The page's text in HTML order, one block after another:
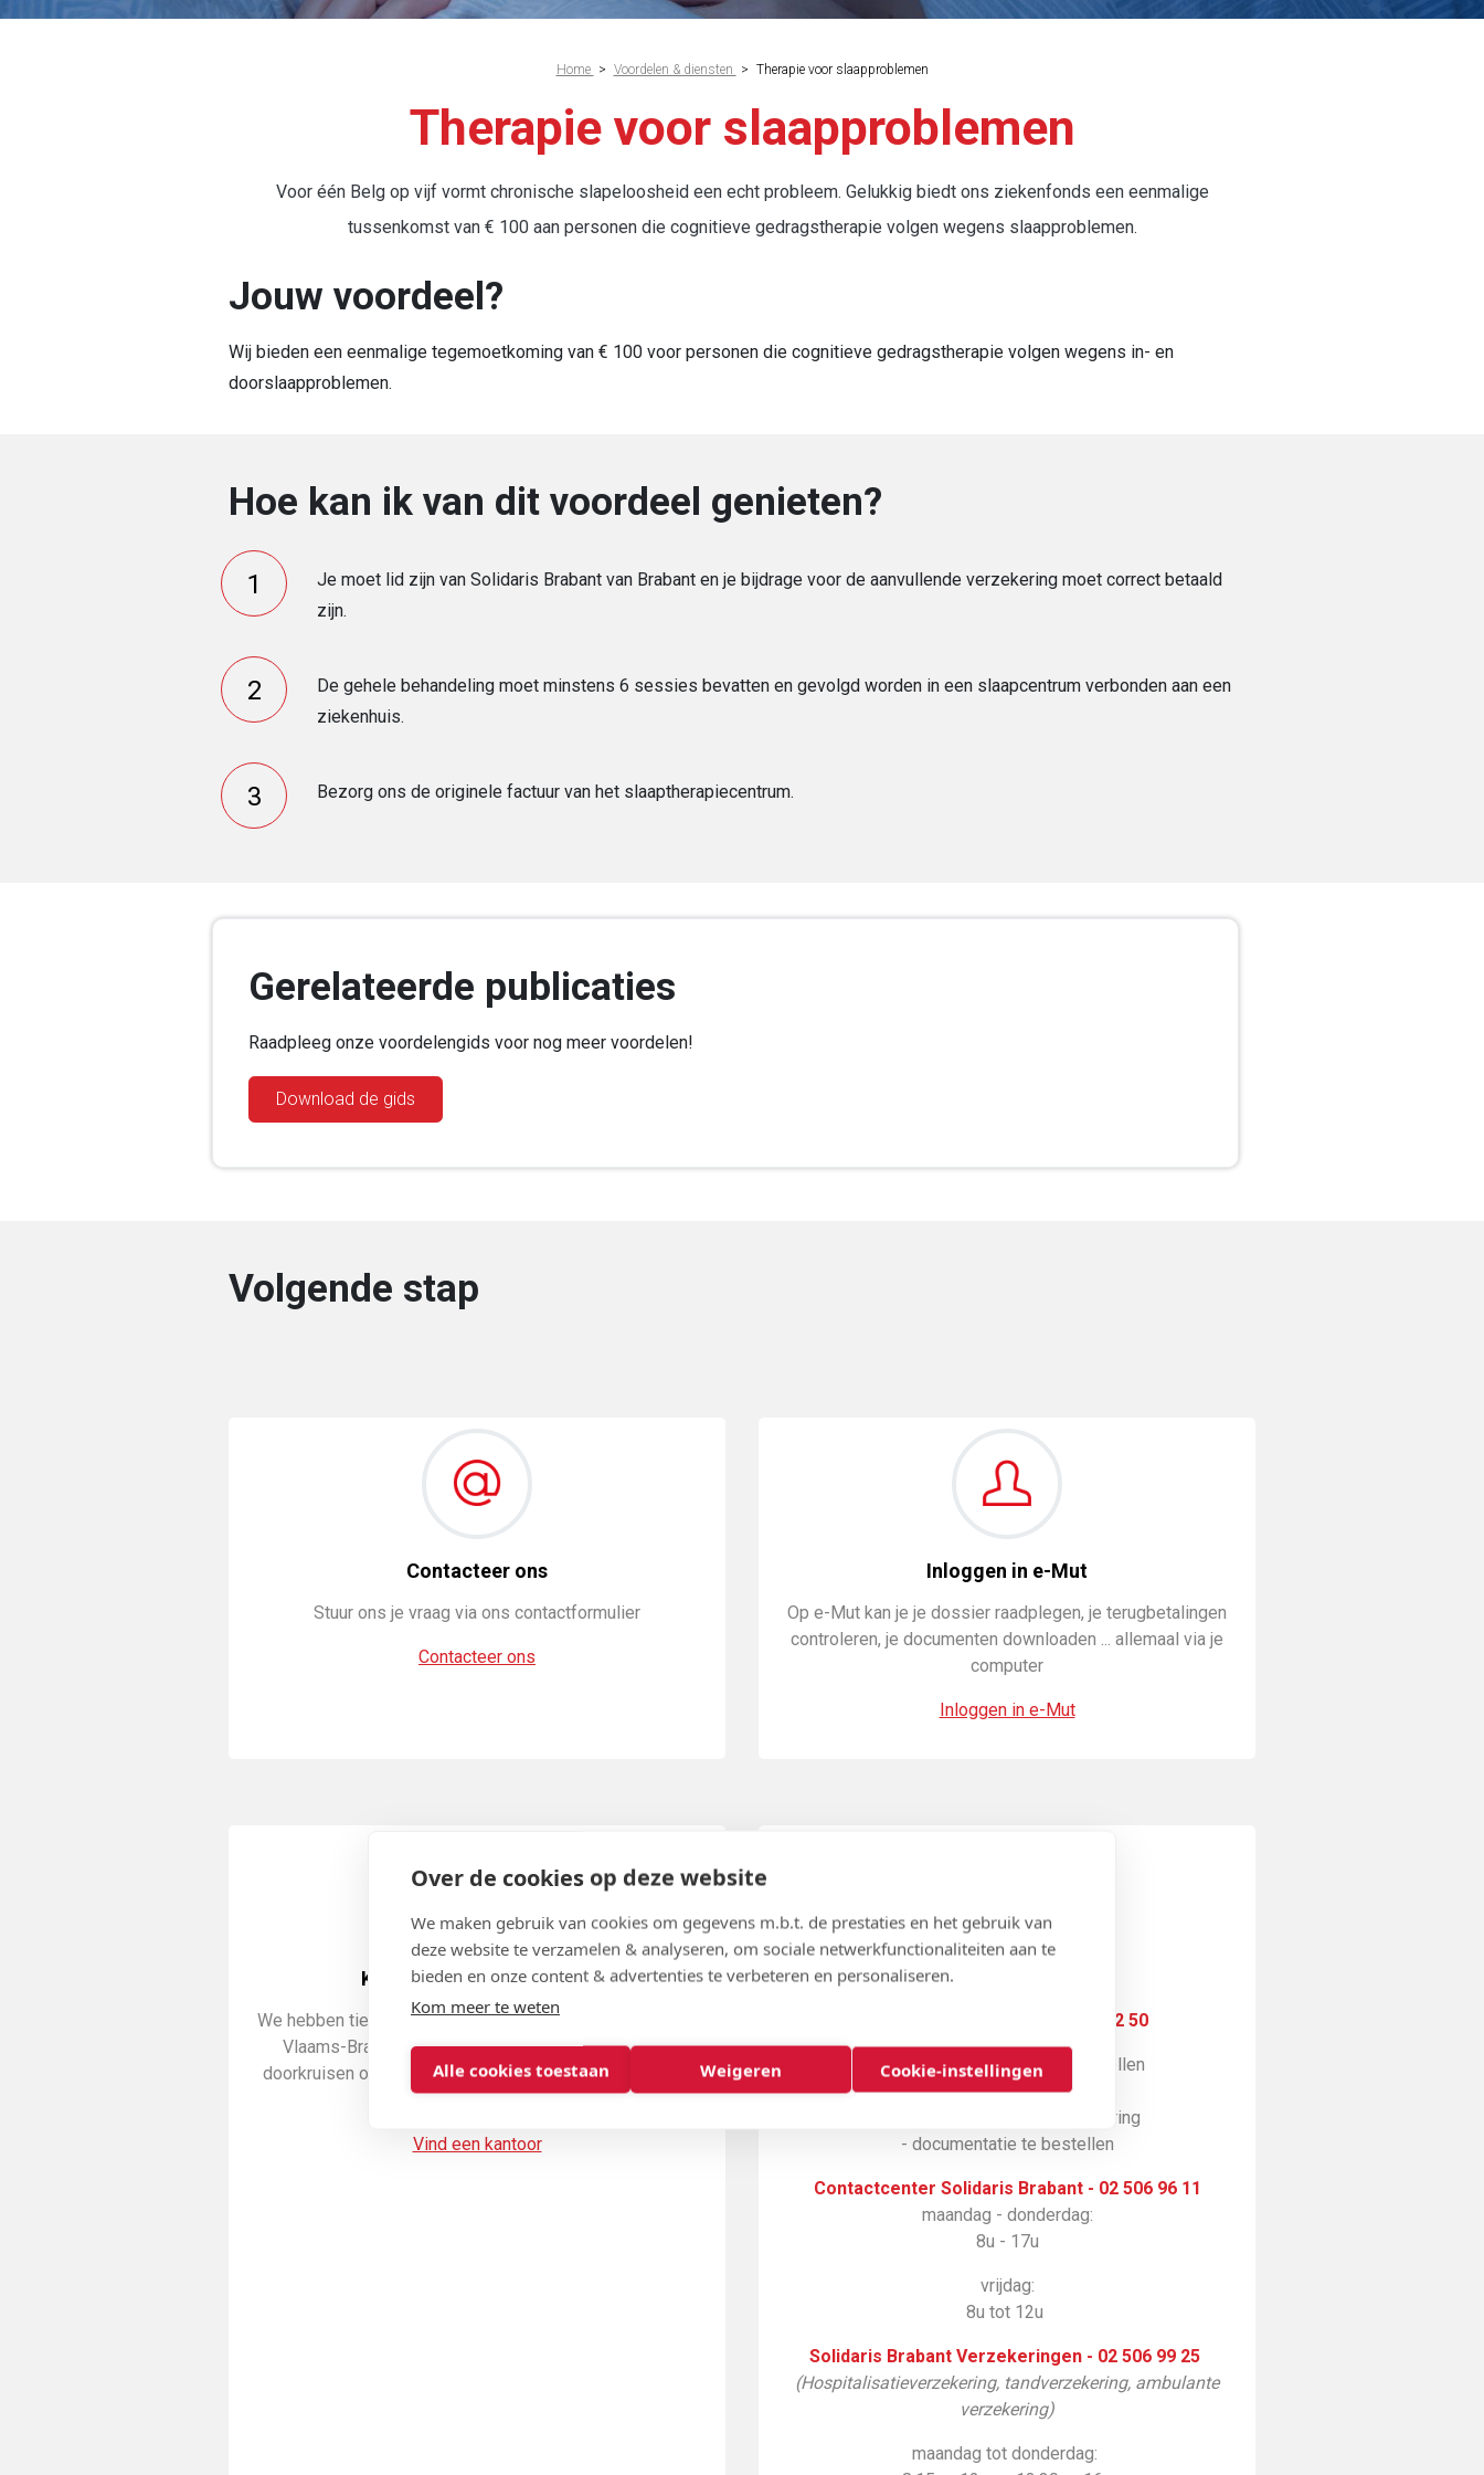
Over de cookies op deze website
We maken gebruik van cookies om gegevens m.b.t. de prestaties en het gebruik van
deze website te verzamelen & analyseren, om sociale netwerkfunctionaliteiten aan te
bieden en onze content & advertenties te verbeteren en personaliseren.
Kom meer te weten
Alle cookies toestaan Weigeren Cookie-instellingen
Home > Voordelen & diensten > Therapie voor slaapproblemen
Therapie voor slaapproblemen
Voor één Belg op vijf vormt chronische slapeloosheid een echt probleem. Gelukkig biedt ons ziekenfonds een eenmalige
tussenkomst van € 100 aan personen die cognitieve gedragstherapie volgen wegens slaapproblemen.
Jouw voordeel?
Wij bieden een eenmalige tegemoetkoming van € 100 voor personen die cognitieve gedragstherapie volgen wegens in- en
doorslaapproblemen.
Hoe kan ik van dit voordeel genieten?
Je moet lid zijn van Solidaris Brabant van Brabant en je bijdrage voor de aanvullende verzekering moet correct betaald
zijn.
De gehele behandeling moet minstens 6 sessies bevatten en gevolgd worden in een slaapcentrum verbonden aan een
ziekenhuis.
Bezorg ons de originele factuur van het slaaptherapiecentrum.
Gerelateerde publicaties
Raadpleeg onze voordelengids voor nog meer voordelen!
Download de gids
Volgende stap
Contacteer ons
Stuur ons je vraag via ons contactformulier
Contacteer ons
Inloggen in e-Mut
Op e-Mut kan je je dossier raadplegen, je terugbetalingen
controleren, je documenten downloaden ... allemaal via je
computer
Inloggen in e-Mut
Kom langs in een kantoor
We hebben tientallen kantoren, verspreid over Brussel en
Vlaams-Brabant. Onze mobiele Mobi-Mut kantoren
doorkruisen onze regio en houden halt in de gemeentes
waar geen vast kantoor is.
Vind een kantoor
Phone mut (24u/7d) - 02 502 52 50
- roze identificatieklevers bestellen
- je laatste terugbetalingen
- je laatste betaling van je uitkering
- documentatie te bestellen
Contactcenter Solidaris Brabant - 02 506 96 11
maandag - donderdag:
8u - 17u
vrijdag:
8u tot 12u
Solidaris Brabant Verzekeringen - 02 506 99 25
(Hospitalisatieverzekering, tandverzekering, ambulante
verzekering)
maandag tot donderdag: